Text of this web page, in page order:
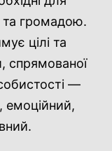
та громадою.
цілі та
спрямованої
—
емоційний,